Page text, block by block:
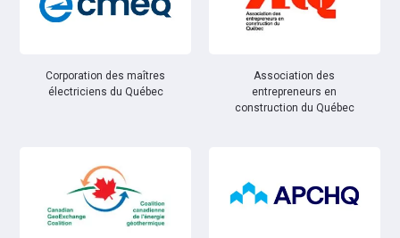
Corporation des maîtres
électriciens du Québec
Association des
entrepreneurs en
construction du Québec